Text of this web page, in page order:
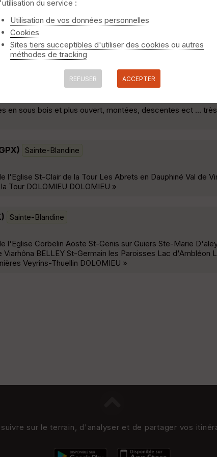
des Poilus 2019. On recommande la descente de la
Boul et Olive, le tour de Grand Bi pour digérer... »
Curtin
en sous bois et plus ouvert, montées, descentes ect ...
Sainte-Blandine
l'Eglise St-Clair de la Tour Les Abrets en Dauphiné Val de
Tour DOLOMIEU DOLOMIEU »
Sainte-Blandine
l'Eglise Corbelin Aoste St-Genis sur Guiers Ste-Marie
BELLEY St-Germain les Paroisses Lac d'Ambléon
Veyrins-Thuellin DOLOMIEU »
sur le terrain, d'analyser et de partager vos
du service :
Utilisation de vos données personnelles
Cookies
Sites tiers succeptibles d'utiliser des cookies ou autres
méthodes de tracking
REFUSER ACCEPTER